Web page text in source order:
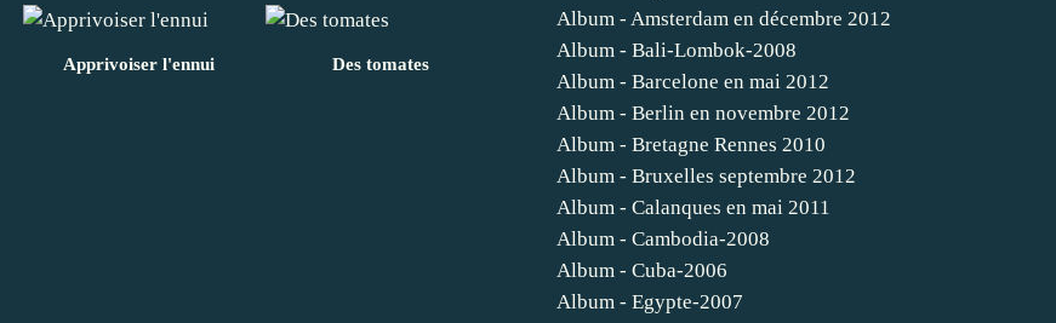
Apprivoiser l'ennui Des tomates
Album - Amsterdam en décembre 2012
Album - Bali-Lombok-2008
Album - Barcelone en mai 2012
Album - Berlin en novembre 2012
Album - Bretagne Rennes 2010
Album - Bruxelles septembre 2012
Album - Calanques en mai 2011
Album - Cambodia-2008
Album - Cuba-2006
Album - Egypte-2007